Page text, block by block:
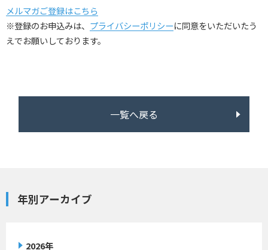
メルマガご登録はこちら
※登録のお申込みは、 プライバシーポリシーに同意をいただいたう
えでお願いしております。
一覧へ戻る
年別アーカイブ
2026年